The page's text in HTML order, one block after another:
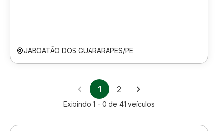
JABOATÃO DOS GUARARAPES/PE
1 2
Exibindo 1 - 0 de 41 veículos